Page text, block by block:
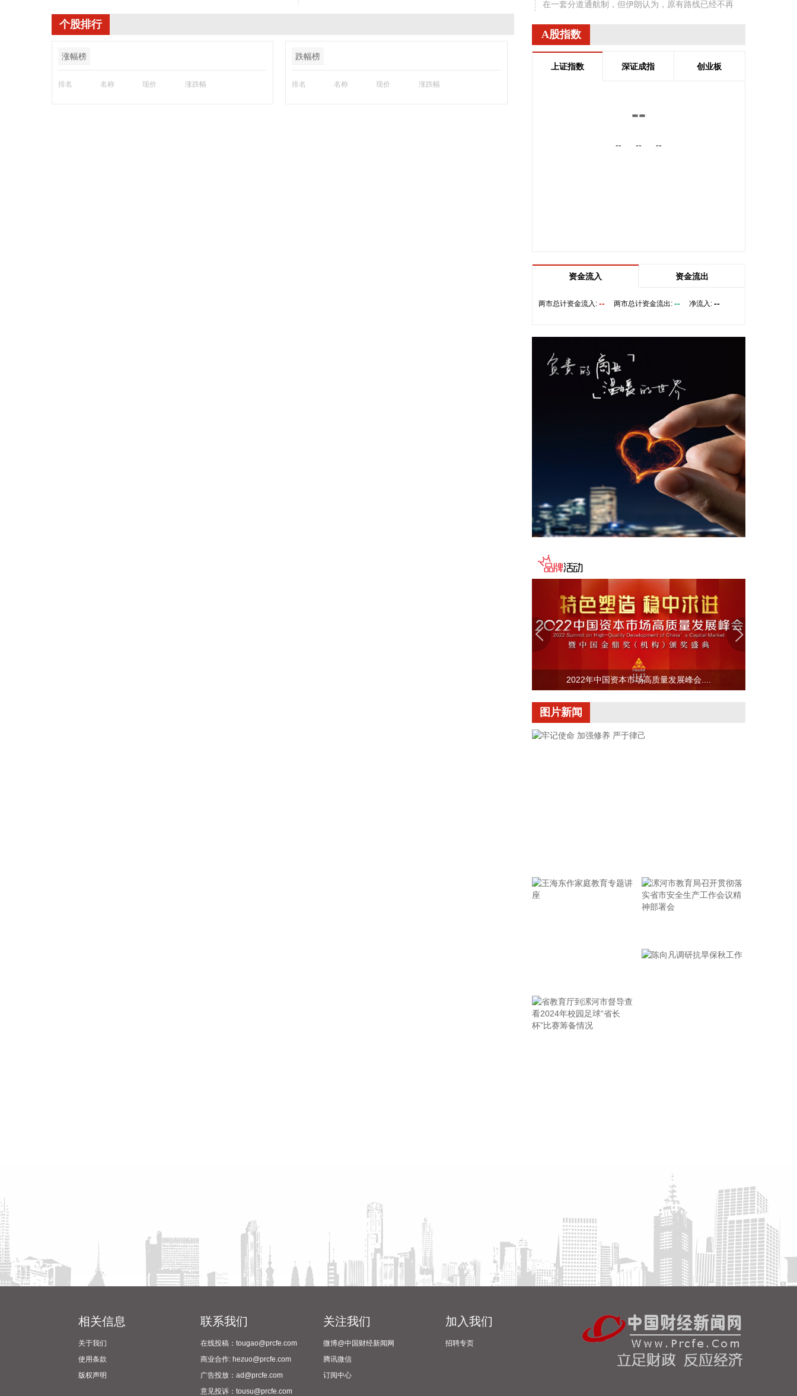
个股排行
涨幅榜
排名 名称 现价 涨跌幅
跌幅榜
排名 名称 现价 涨跌幅
在一套分道通航制，但伊朗认为，原有路线已经不再
线。因此，有必要规划一套新的通航机制，不过这涉
及复杂的技术和法律问题。目前双方正在讨论的是一
条临时通航路线。在新的正式通航路线最终确定之
成最终结论后，新的通航路线将得到确定。
总统泽连斯基当天表示，美国已与乌克兰达成协议，
连斯基同时表示，仅靠这项供应无法完全弥补乌克兰
据“星光股份”公众号消息，近日，星光股份成功中标
龙星控股总部泛光工程项目。
2026-08-08 18:10:12
“金科股份”公众号消息，2026年8月，金科地产集团
股份有限公司（简称“金科股份”）与重庆通用人工智
能研究院在重庆正式签署全方位合作协议。双方将依
托通用人工智能前沿技术，落地不动产全场景智慧解
决方案，合力打造重庆“人工智能+不动产”产业标杆项
2026-08-08 17:41:26
当地时间8日凌晨，由共和党控制的美国参议院以50
任司法部长。 当地时间6月8日，美国白宫表示，总
统特朗普向美国参议院提交托德·布兰奇出任司法部长
法部长，由副部长布兰奇代理。
2026-08-08 16:58:19
据“浦东发布”微信公众号消息，上海市文化旅游局介
绍，台风“白海豚”逼近，上海迪士尼、乐高乐园等多
家景点已临时闭园或调整运营时间。
2026-08-08 16:58:16
据群众新闻，8月5日22时，陕西移动在商洛市镇安县
受汛情影响区域启动5G异网漫游工作，向其他运营商
客户提供5G网络漫游接入服务。该技术用于应急场
美国国会参议院8日通过一项联邦政府临时拨款法
案，以避免联邦政府在现行预算到期后“停摆”。
据浙江日报，当前，浙江省防御13号台风“白海豚”到
调，与台风“巴威”相比，“白海豚”可能强度更强、持
续时间更长、造成影响更大。要高度警觉、闻令而
杰瑞股份(002353)8月8日在互动平台表示，公司与中
今天13时，台风“白海豚”中心位于距离浙江省温州市
东偏南方向约465公里的洋面上，中心附近最大风力
14级，45米/秒。虽然离浙江还有一定距离，但“白海
豚”外围云系今天上午已经在江苏南部、安徽东南部、
大部将有大到暴雨，其中上海南部、浙江东部有特大
暴雨，局地日降雨量将达到400毫米甚至500毫米以
上，极端性较强，需注意防范。
A股指数
上证指数 深证成指 创业板
--
-- -- --
资金流入 资金流出
两市总计资金流入: -- 两市总计资金流出: -- 净流入: --
2022年中国资本市场高质量发展峰会....
图片新闻
座
实省市安全生产工作会议
相关信息
关于我们
使用条款
版权声明
联系我们
在线投稿：tougao@prcfe.com
商业合作: hezuo@prcfe.com
广告投放：ad@prcfe.com
意见投诉：tousu@prcfe.com
关注我们
微博@中国财经新闻网
腾讯微信
订阅中心
加入我们
招聘专页